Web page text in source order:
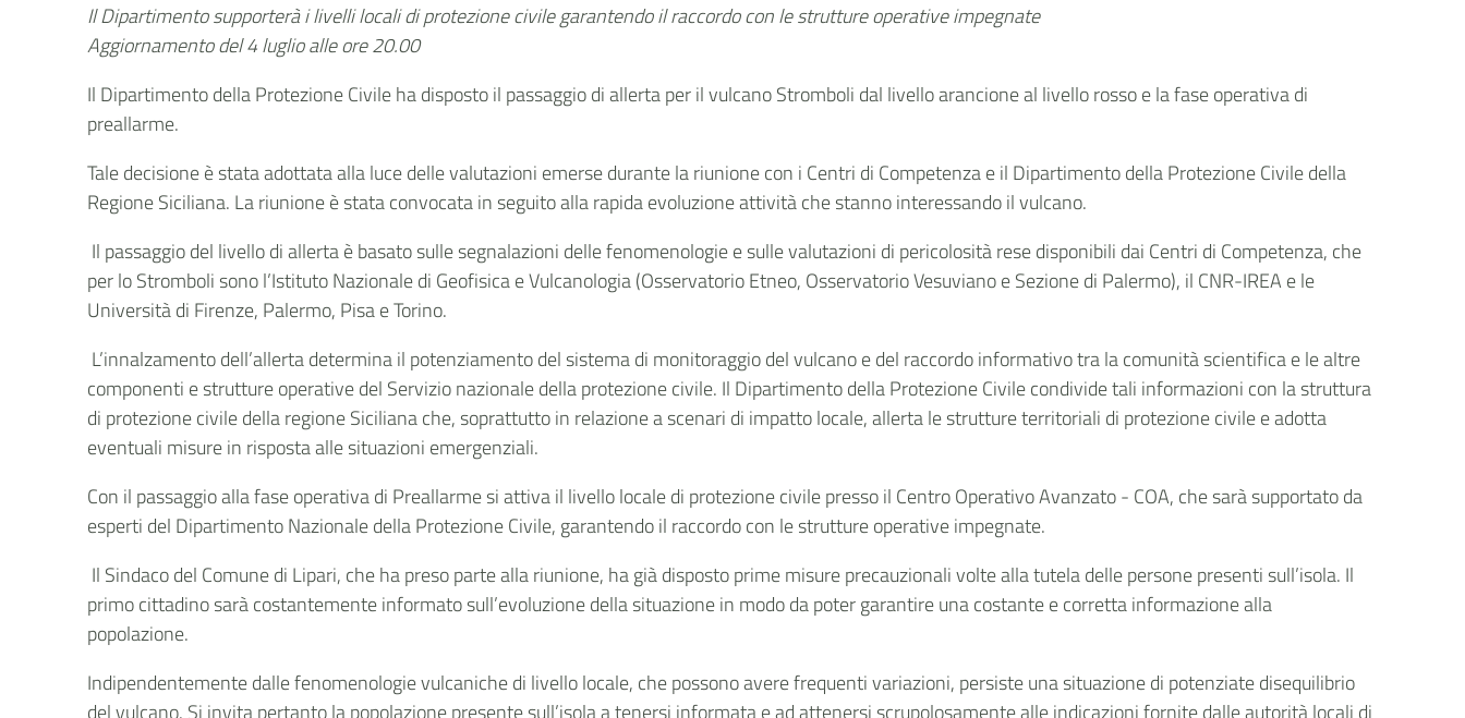
Il Dipartimento supporterà i livelli locali di protezione civile garantendo il raccordo con le strutture operative impegnate
Aggiornamento del 4 luglio alleore 20.00
Il Dipartimento della Protezione Civile ha disposto il passaggio di allerta per il vulcano Stromboli dal livello arancione al livello rosso e la fase operativa di
preallarme.
Tale decisione è stata adottata alla luce delle valutazioni emerse durante la riunione con i Centri di Competenza e il Dipartimento della Protezione Civile della
Regione Siciliana. La riunione è stata convocata in seguito alla rapida evoluzione attività che stanno interessando il vulcano.
Il passaggio del livello di allerta è basato sulle segnalazioni delle fenomenologie e sulle valutazioni di pericolosità rese disponibili dai Centri di Competenza, che
per lo Stromboli sono l’Istituto Nazionale di Geofisica e Vulcanologia (Osservatorio Etneo, Osservatorio Vesuviano e Sezione di Palermo), il CNR-IREA e le
Università di Firenze, Palermo, Pisa e Torino.
L’innalzamento dell’allerta determina il potenziamento del sistema di monitoraggio del vulcano e del raccordo informativo tra la comunità scientifica e le altre
componenti e strutture operative del Servizio nazionale della protezione civile. Il Dipartimento della Protezione Civile condivide tali informazioni con la struttura
di protezione civile della regione Siciliana che, soprattutto in relazione a scenari di impatto locale, allerta le strutture territoriali di protezione civile e adotta
eventuali misure in risposta alle situazioni emergenziali.
Con il passaggio alla fase operativa di Preallarme si attiva il livello locale di protezione civile presso il Centro Operativo Avanzato - COA, che sarà supportato da
esperti del Dipartimento Nazionale della Protezione Civile, garantendo il raccordo con le strutture operative impegnate.
Il Sindaco del Comune di Lipari, che ha preso parte alla riunione, ha già disposto prime misure precauzionali volte alla tutela delle persone presenti sull’isola. Il
primo cittadino sarà costantemente informato sull’evoluzione della situazione in modo da poter garantire una costante e corretta informazione alla
popolazione.
Indipendentemente dalle fenomenologie vulcaniche di livello locale, che possono avere frequenti variazioni, persiste una situazione di potenziate disequilibrio
del vulcano. Si invita pertanto la popolazione presente sull’isola a tenersi informata e ad attenersi scrupolosamente alle indicazioni fornite dalle autorità locali di